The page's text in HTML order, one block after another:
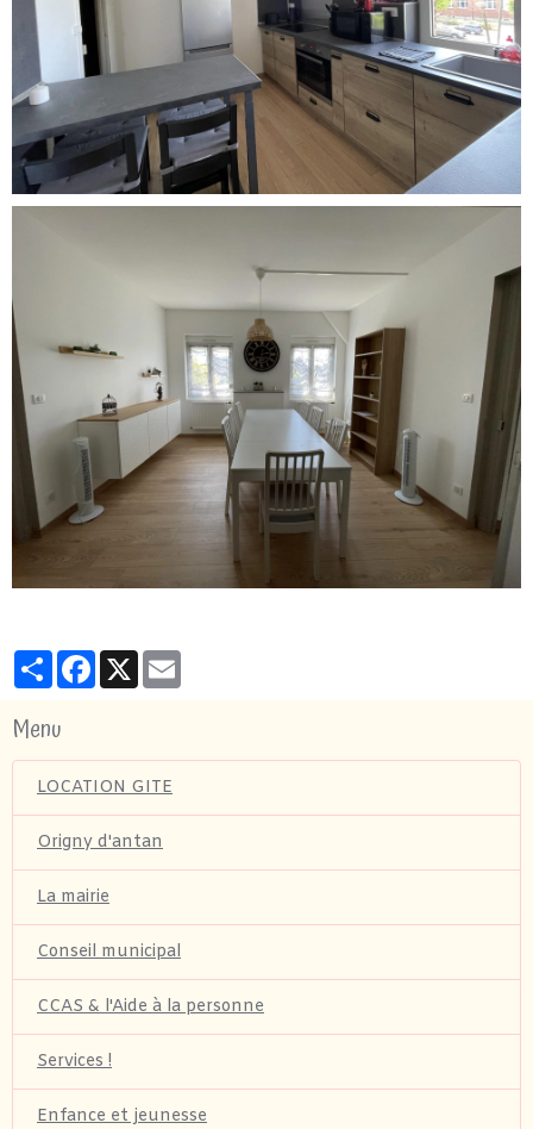
PartagerFacebook
X
Menu
LOCATION GITE
Origny d'antan
La mairie
Conseil municipal
CCAS & l'Aide à la personne
Services !
Enfance et jeunesse